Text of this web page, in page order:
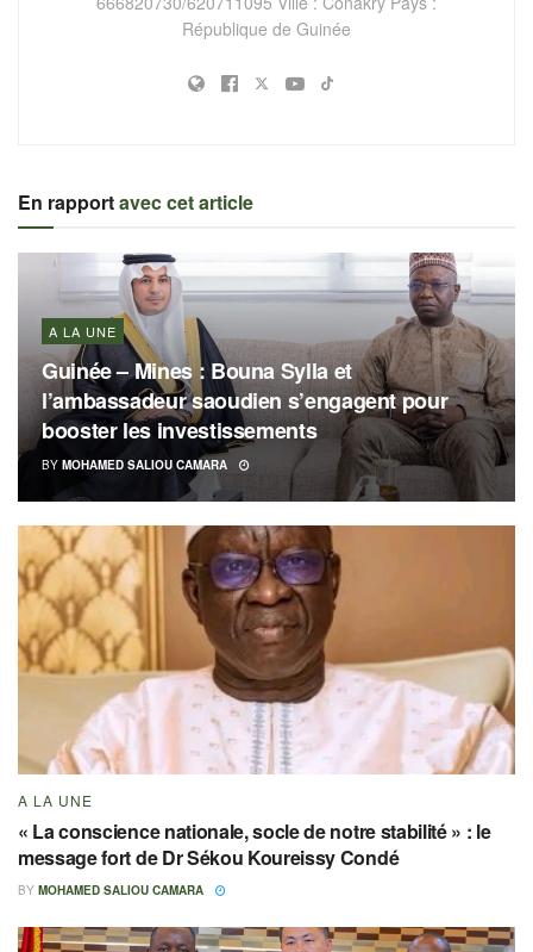
République de Guinée
En rapportavec cet article
A LA UNE
Guinée – Mines : Bouna Sylla et
l’ambassadeur saoudien s’engagent pour
booster les investissements
BY MOHAMED SALIOU CAMARA
A LA UNE
« La conscience nationale, socle de notre stabilité » : le
message fort de Dr Sékou Koureissy Condé
BY MOHAMED SALIOU CAMARA